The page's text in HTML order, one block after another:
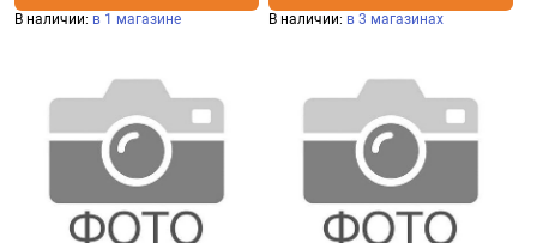
В наличии: в 1 магазине В наличии: в 3 магазинах